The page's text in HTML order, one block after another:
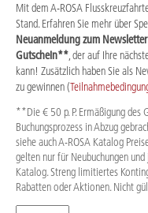
Mit dem A-ROSA
Stand. Erfahren Sie mehr über
Neuanmeldung zum
Gutschein**, der auf Ihre
kann! Zusätzlich haben Sie als
zu gewinnen (
**Die € 50 p. P. Ermäßigung des
Buchungsprozess in Abzug
siehe auch A-ROSA Katalog
gelten nur für Neubuchungen
Katalog. Streng limitiertes
Rabatten oder Aktionen. Nicht